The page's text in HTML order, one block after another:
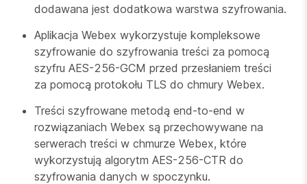
dodawana jest dodatkowa warstwa szyfrowania.
Aplikacja Webex wykorzystuje kompleksowe
szyfrowanie do szyfrowania treści za pomocą
szyfru AES-256-GCM przed przesłaniem treści
za pomocą protokołu TLS do chmury Webex.
Treści szyfrowane metodą end-to-end w
rozwiązaniach Webex są przechowywane na
serwerach treści w chmurze Webex, które
wykorzystują algorytm AES-256-CTR do
szyfrowania danych w spoczynku.